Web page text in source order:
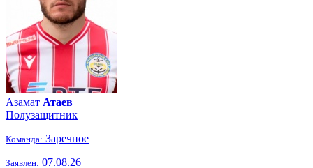
Азамат Атаев
Полузащитник
Команда: Заречное
Заявлен: 07.08.26